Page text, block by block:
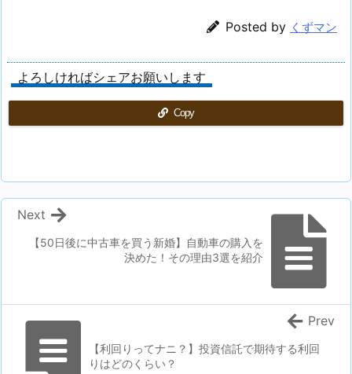
Posted by くずマン
よろしければシェアお願いします
Copy
【50日後に中古車を買う新婚】自動車の購入を
決めた！その理由3選を紹介
Next
【利回りってナニ？】投資信託で期待する利回
りはどのくらい？
Prev